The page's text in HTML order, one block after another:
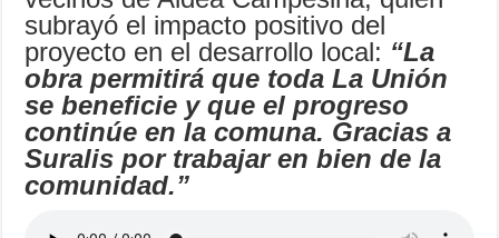
subrayó el impacto positivo del
proyecto en el desarrollo local: “La
obra permitirá que toda La Unión
se beneficie y que el progreso
continúe en la comuna. Gracias a
Suralis por trabajar en bien de la
comunidad.”